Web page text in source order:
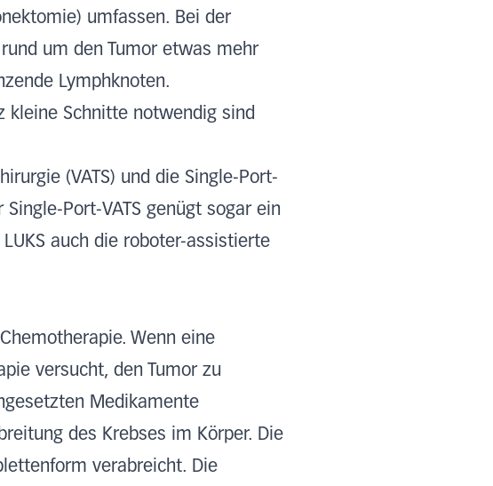
umfassen. Bei der
um den Tumor etwas mehr
Lymphknoten.
kleine Schnitte notwendig sind
(VATS) und die Single-Port-
Port-VATS genügt sogar ein
auch die roboter-assistierte
Wenn eine
versucht, den Tumor zu
Medikamente
des Krebses im Körper. Die
verabreicht. Die